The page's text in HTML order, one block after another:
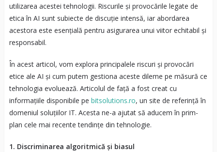
utilizarea acestei tehnologii. Riscurile și provocările legate de
etica în AI sunt subiecte de discuție intensă, iar abordarea
acestora este esențială pentru asigurarea unui viitor echitabil și
responsabil.
În acest articol, vom explora principalele riscuri și provocări
etice ale AI și cum putem gestiona aceste dileme pe măsură ce
tehnologia evoluează. Articolul de față a fost creat cu
informațiile disponibile pe bitsolutions.ro, un site de referință în
domeniul soluțiilor IT. Acesta ne-a ajutat să aducem în prim-
plan cele mai recente tendințe din tehnologie.
1. Discriminarea algoritmică și biasul